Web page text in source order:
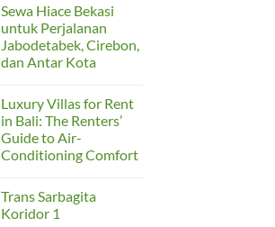
dan
Aman
on
Perjalanan
Rombongan
2026:
Sewa
Jadi
Solusi
Taktis
Transportasi
Surabaya-
Malang
Sewa Hiace Bekasi
untuk Perjalanan
Jabodetabek, Cirebon,
dan Antar Kota
on
Sewa
Hiace
Bekasi
untuk
Perjalanan
dan
Antar
Kota
Luxury Villas for Rent
in Bali: The Renters’
Guide to Air-
Conditioning Comfort
on
Luxury
Villas
Trans Sarbagita
Koridor 1